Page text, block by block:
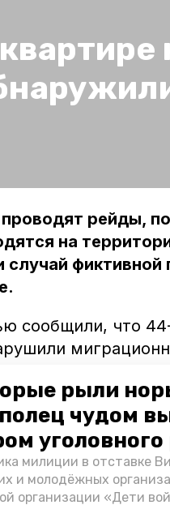
рыли
чудом
милиции в отставке
и молодёжных
организации «Дети
рейды,
на
фиктивной
сообщили, что
они не
постановке на